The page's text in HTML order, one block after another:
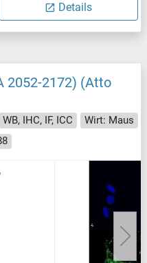
Details
2052-2172) (Atto
WB, IHC, IF, ICC
Wirt: Maus